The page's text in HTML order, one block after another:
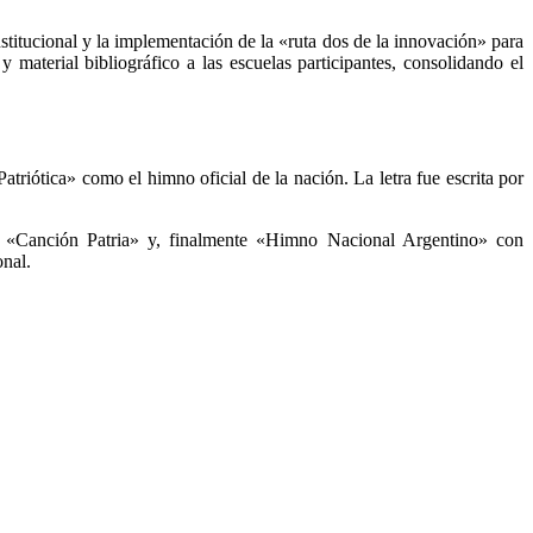
y la implementación de la «ruta dos de la innovación» para
material bibliográfico a las escuelas participantes, consolidando el
como el himno oficial de la nación. La letra fue escrita por
Patria» y, finalmente «Himno Nacional Argentino» con